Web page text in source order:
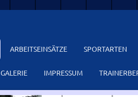
ARBEITSEINSÄTZE SPORTARTEN
GALERIE IMPRESSUM